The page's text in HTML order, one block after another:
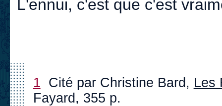
L'ennui, c'est que c'est
1 Cité par Christine Bard, Les
Fayard, 355 p.